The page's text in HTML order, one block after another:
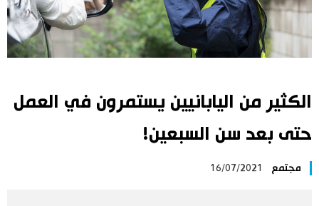
Français
Español
إنفوغرافيك اليابان
سياحة وسفر
اليابان في فيديو
الكثير من اليابانيين يستمرون في العمل
حتى بعد سن السبعين!
مجتمع 16/07/2021